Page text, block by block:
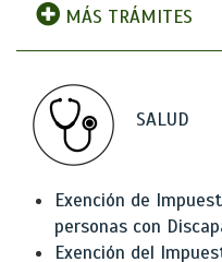
MÁS TRÁMITES
SALUD
Exención de
personas con
Exención del